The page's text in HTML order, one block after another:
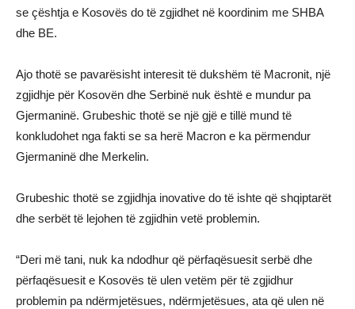
se çështja e Kosovës do të zgjidhet në koordinim me SHBA
dhe BE.
Ajo thotë se pavarësisht interesit të dukshëm të Macronit, një
zgjidhje për Kosovën dhe Serbinë nuk është e mundur pa
Gjermaninë. Grubeshic thotë se një gjë e tillë mund të
konkludohet nga fakti se sa herë Macron e ka përmendur
Gjermaninë dhe Merkelin.
Grubeshic thotë se zgjidhja inovative do të ishte që shqiptarët
dhe serbët të lejohen të zgjidhin vetë problemin.
“Deri më tani, nuk ka ndodhur që përfaqësuesit serbë dhe
përfaqësuesit e Kosovës të ulen vetëm për të zgjidhur
problemin pa ndërmjetësues, ndërmjetësues, ata që ulen në